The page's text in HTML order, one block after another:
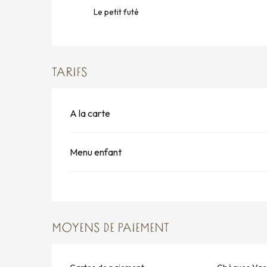
Le petit futé
TARIFS
A la carte
Menu enfant
MOYENS DE PAIEMENT